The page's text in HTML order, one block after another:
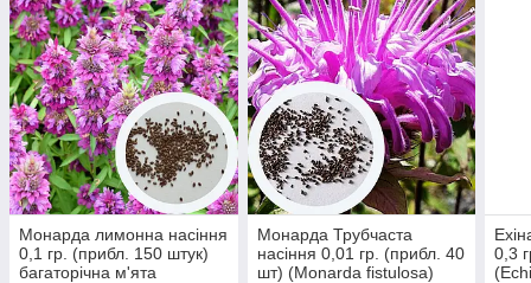
Монарда лимонна насіння
0,1 гр. (прибл. 150 штук)
багаторічна м'ята
Монарда Трубчаста
насіння 0,01 гр. (прибл. 40
шт) (Monarda fistulosa)
0,3